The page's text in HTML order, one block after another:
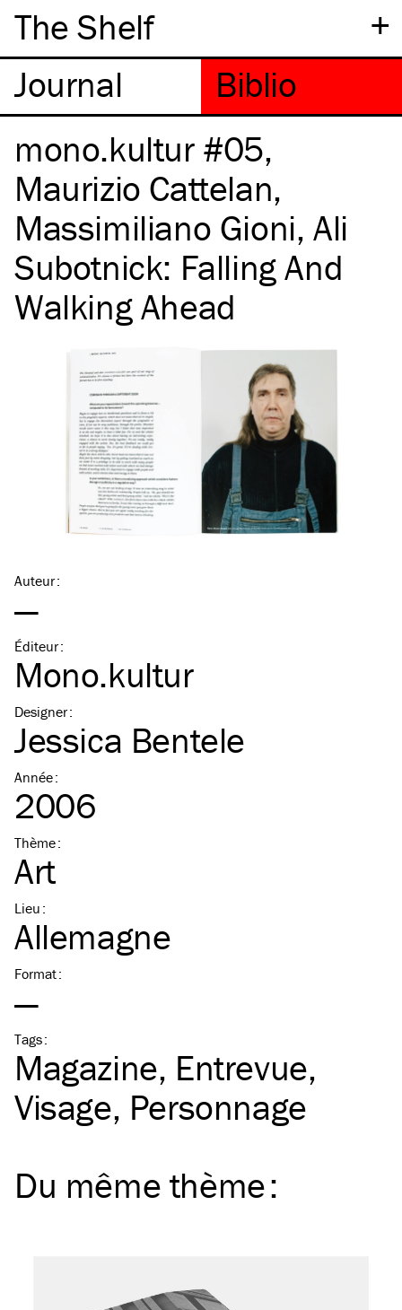
+
The Shelf
mono.kultur #05,
Maurizio Cattelan,
Massimiliano Gioni, Ali
Subotnick: Falling And
Walking Ahead
Auteur:
—
Éditeur:
Mono.kultur
Designer:
Jessica Bentele
Année:
2006
Thème:
Art
Lieu :
Allemagne
Format:
—
Tags:
Magazine Entrevue
Visage Personnage
Du même thème: